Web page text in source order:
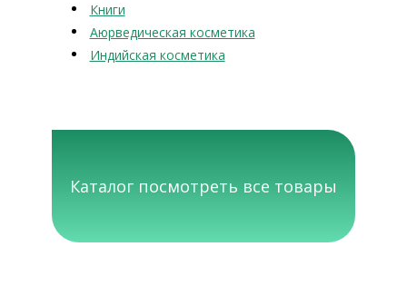
Книги
Аюрведическая косметика
Индийская косметика
Каталог посмотреть все товары